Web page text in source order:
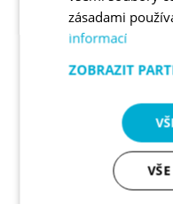
PŘÍPRAVA
Převod písma na
Tisk písma (nebavíme
může být
“rozsypat” - tzn., že
zásadami
informací
ZOBRAZIT